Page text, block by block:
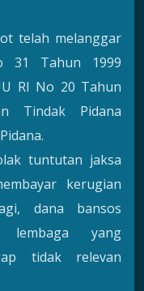
telah melanggar
31 Tahun 1999
RI No 20 Tahun
Tindak Pidana
tuntutan jaksa
kerugian
dana bansos
lembaga yang
tidak relevan